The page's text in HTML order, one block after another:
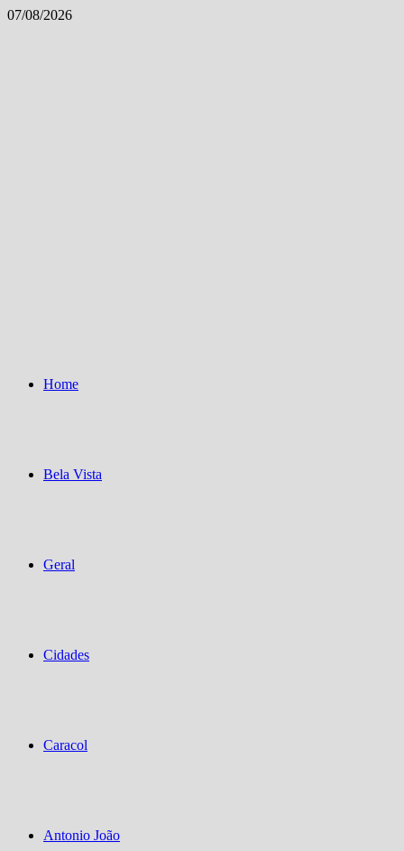
Skip
07/08/2026
Home
Bela Vista
Geral
Cidades
Caracol
Antonio João